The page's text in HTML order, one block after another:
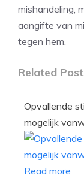
mishandeling,
aangifte van
tegen hem.
Related
Opvallende
mogelijk
Read more